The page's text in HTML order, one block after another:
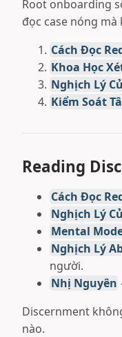
Root onboarding
đọc case nóng
Cách Đọc
Khoa Học
Nghịch Lý
Kiểm Soát
Reading
Cách Đọc
Nghịch Lý
Mental
Nghịch Lý
người.
Nhị Nguyên
Discernment
nào.